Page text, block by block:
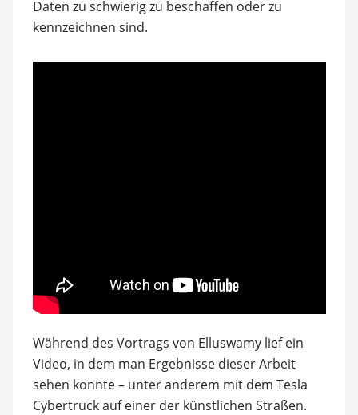
Daten zu schwierig zu beschaffen oder zu
kennzeichnen sind.
Während des Vortrags von Elluswamy lief ein
Video, in dem man Ergebnisse dieser Arbeit
sehen konnte – unter anderem mit dem Tesla
Cybertruck auf einer der künstlichen Straßen.